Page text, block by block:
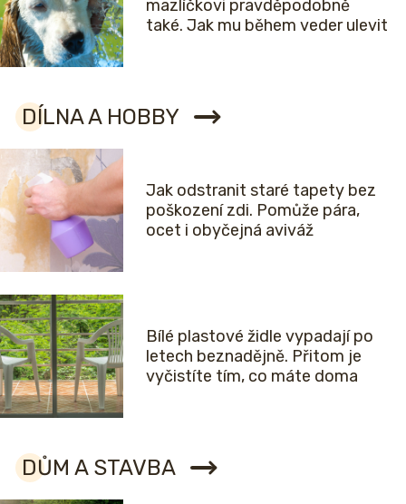
mazlíčkovi pravděpodobně
také. Jak mu během veder ulevit
DÍLNA A HOBBY
Jak odstranit staré tapety bez
poškození zdi. Pomůže pára,
ocet i obyčejná aviváž
Bílé plastové židle vypadají po
letech beznadějně. Přitom je
vyčistíte tím, co máte doma
DŮM A STAVBA